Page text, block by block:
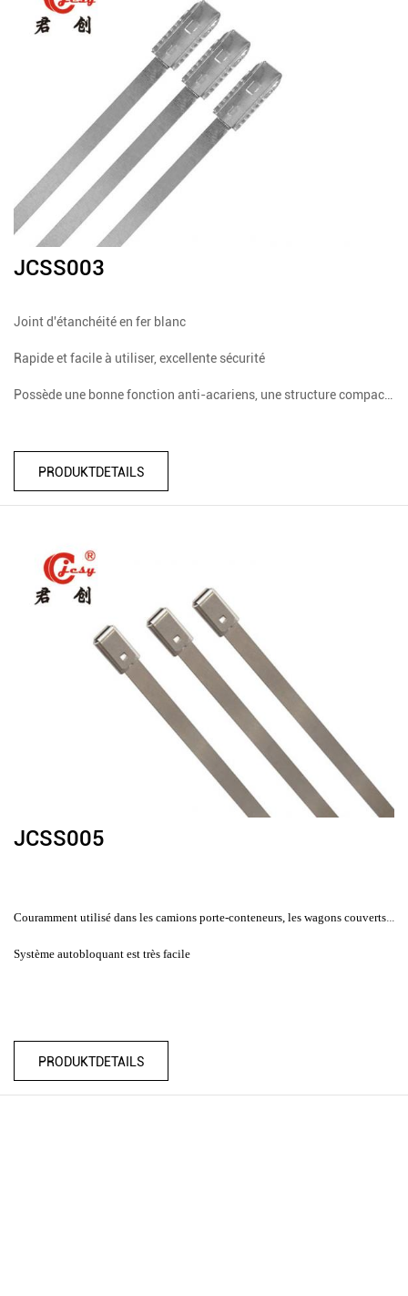
JCSS003
Joint d'étanchéité en fer blanc
Rapide et facile à utiliser, excellente sécurité
Possède une bonne fonction anti-acariens, une structure compacte et un excellent matériau
PRODUKTDETAILS
JCSS005
Système autobloquant est très facile
PRODUKTDETAILS